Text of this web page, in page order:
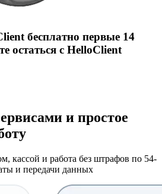
бесплатно первые 14
остаться с HelloClient
и простое
кассой и работа без штрафов по 54-
и передачи данных